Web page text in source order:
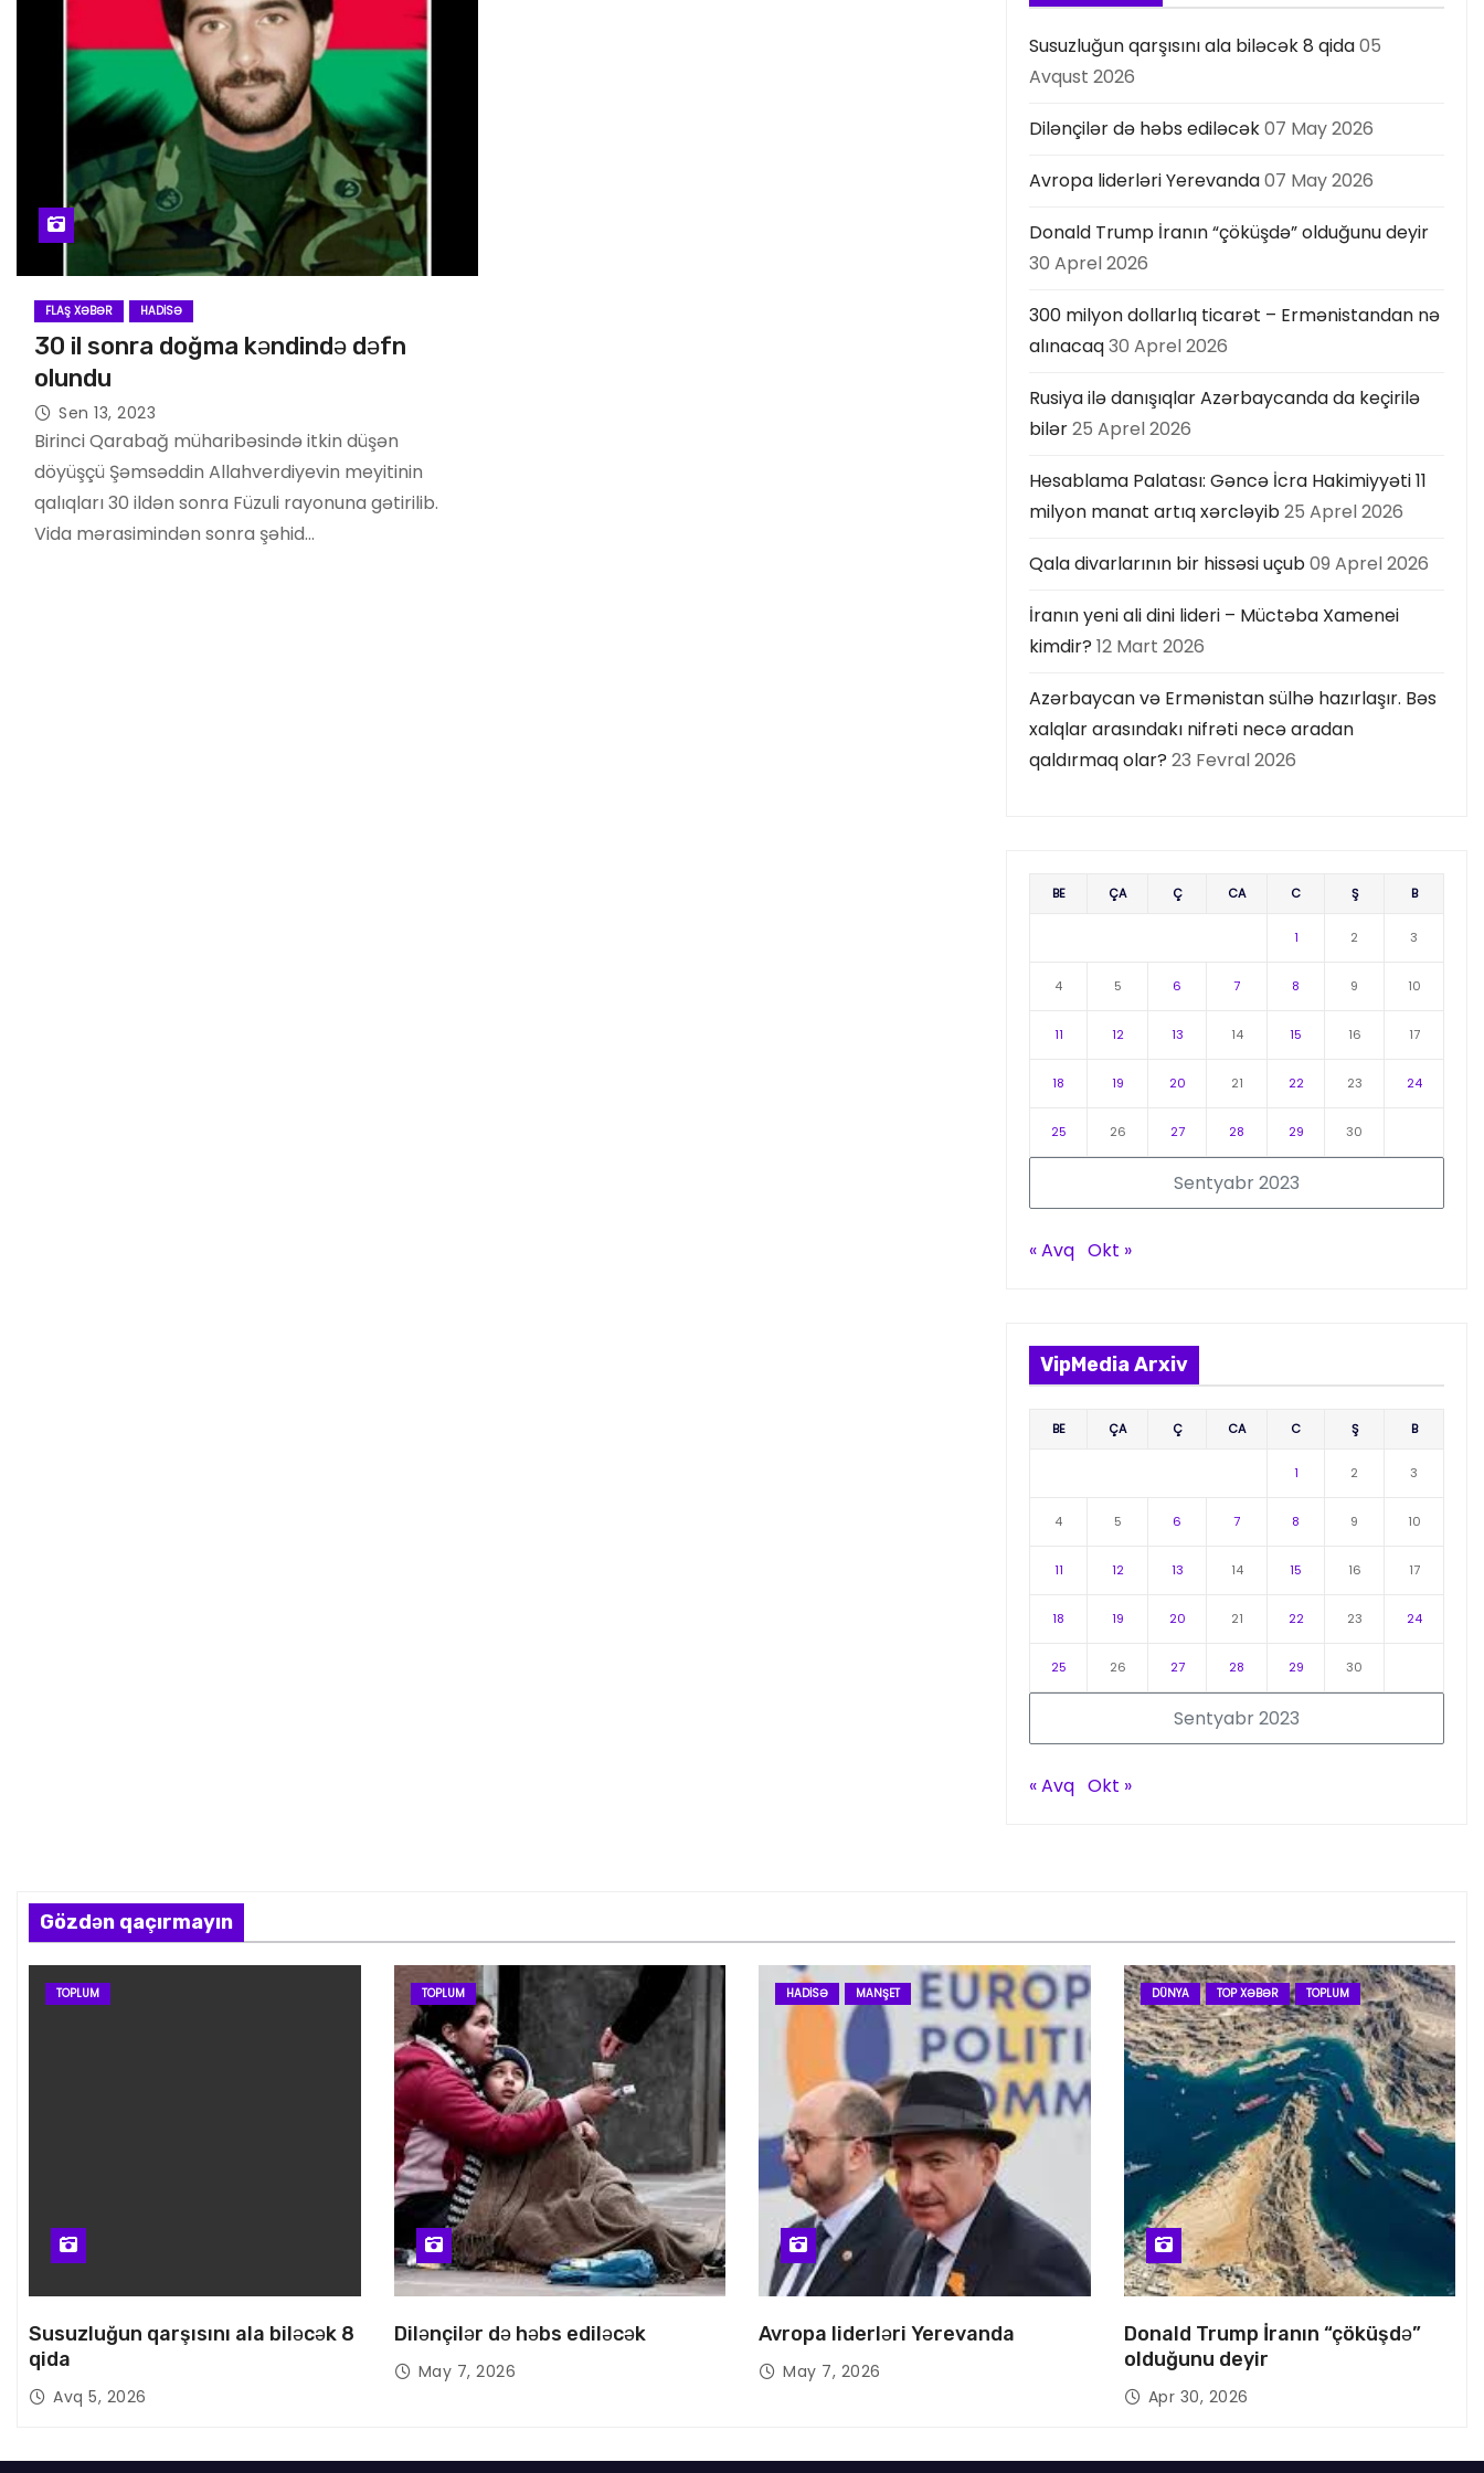
FLAŞ XƏBƏR HADISƏ
30 il sonra doğma kəndində dəfn
olundu
Sen 13, 2023
Birinci Qarabağ müharibəsində itkin düşən
döyüşçü Şəmsəddin Allahverdiyevin meyitinin
qalıqları 30 ildən sonra Füzuli rayonuna gətirilib.
Vida mərasimindən sonra şəhid…
Susuzluğun qarşısını ala biləcək 8 qida05
Avqust 2026
Dilənçilər də həbs ediləcək07 May 2026
Avropa liderləri Yerevanda07 May 2026
Donald Trump İranın “çöküşdə” olduğunu deyir
30 Aprel 2026
300 milyon dollarlıq ticarət – Ermənistandan nə
alınacaq30 Aprel 2026
Rusiya ilə danışıqlar Azərbaycanda da keçirilə
bilər25 Aprel 2026
Hesablama Palatası: Gəncə İcra Hakimiyyəti 11
milyon manat artıq xərcləyib25 Aprel 2026
Qala divarlarının bir hissəsi uçub09 Aprel 2026
İranın yeni ali dini lideri – Müctəba Xamenei
kimdir? 12 Mart 2026
Azərbaycan və Ermənistan sülhə hazırlaşır. Bəs
xalqlar arasındakı nifrəti necə aradan
qaldırmaq olar? 23 Fevral 2026
Sentyabr 2023
BE ÇA Ç CA C Ş B
1 2 3
4 5 6 7 8 9 10
11 12 13 14 15 16 17
18 19 20 21 22 23 24
25 26 27 28 29 30
« Avq Okt »
VipMedia Arxiv
Sentyabr 2023
BE ÇA Ç CA C Ş B
1 2 3
4 5 6 7 8 9 10
11 12 13 14 15 16 17
18 19 20 21 22 23 24
25 26 27 28 29 30
« Avq Okt »
Gözdən qaçırmayın
TOPLUM
Susuzluğun qarşısını ala biləcək 8
qida
Avq 5, 2026
TOPLUM
Dilənçilər də həbs ediləcək
May 7, 2026
HADISƏ MANŞET
Avropa liderləri Yerevanda
May 7, 2026
DÜNYA TOP XƏBƏR TOPLUM
Donald Trump İranın “çöküşdə”
olduğunu deyir
Apr 30, 2026